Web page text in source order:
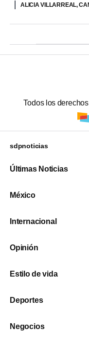
ALICIA VILLARREAL,
Todos los
sdpnoticias
Últimas Noticias
México
Internacional
Opinión
Estilo de vida
Deportes
Negocios